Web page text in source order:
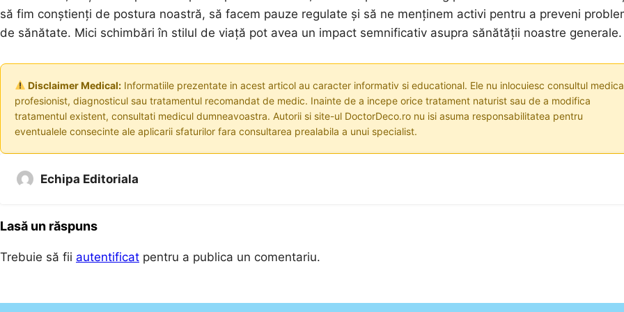
să fim conștienți de postura noastră, să facem pauze regulate și să ne menținem activi pentru a preveni
de sănătate. Mici schimbări în stilul de viață pot avea un impact semnificativ asupra sănătății noastre generale.
Disclaimer Medical:Informatiile prezentate in acest articol au caracter informativ si educational. Ele nu inlocuiesc consultul
profesionist, diagnosticul sau tratamentul recomandat de medic. Inainte de a incepe orice tratament naturist sau de a modifica
tratamentul existent, consultati medicul dumneavoastra. Autorii si site-ul DoctorDeco.ro nu isi asuma responsabilitatea pentru
eventualele consecinte ale aplicarii sfaturilor fara consultarea prealabila a unui specialist.
Echipa Editoriala
Lasă un răspuns
Trebuie să fii autentificat pentru a publica un comentariu.